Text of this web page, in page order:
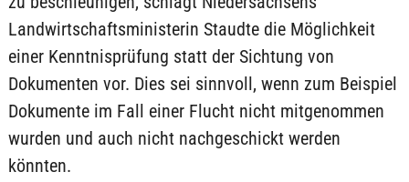
Landwirtschaftsministerin Staudte die Möglichkeit
einer Kenntnisprüfung statt der Sichtung von
Dokumenten vor. Dies sei sinnvoll, wenn zum Beispiel
Dokumente im Fall einer Flucht nicht mitgenommen
wurden und auch nicht nachgeschickt werden
könnten.